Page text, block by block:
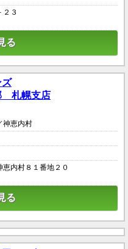
２３
る
札幌支店
神恵内村
内村８１番地２０
る